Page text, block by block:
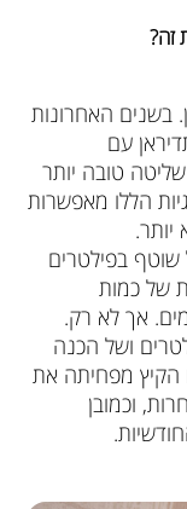
זה?
בשנים האחרונות
עם
טובה יותר
הללו מאפשרות
יותר.
בפילטרים
של כמות
אך לא רק.
ושל הכנה
הקיץ מפחיתה את
וכמובן